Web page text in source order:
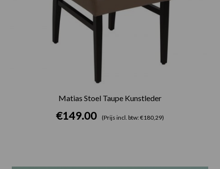
Matias Stoel Taupe Kunstleder
€149.00 (Prijs incl. btw: €180,29)